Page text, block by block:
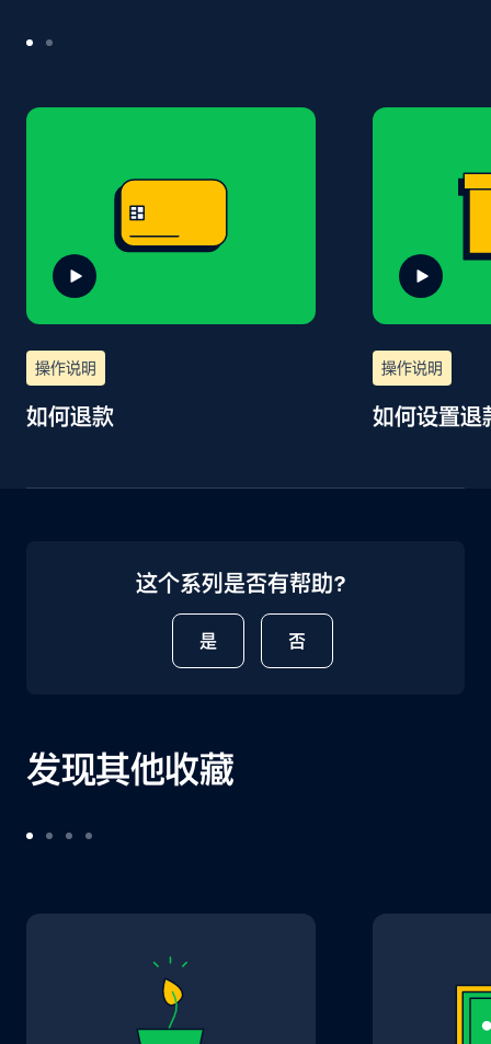
操作说明
如何退款
操作说明
如何设置退
这个系列是否有帮助？
是 否
发现其他收藏